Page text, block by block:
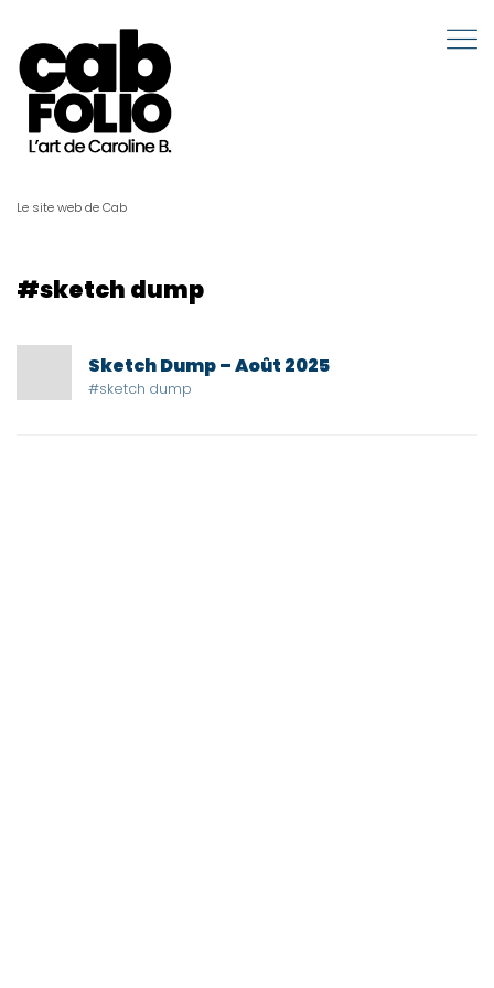
Le site web de Cab
#sketch dump
Sketch Dump – Août 2025
#sketch dump